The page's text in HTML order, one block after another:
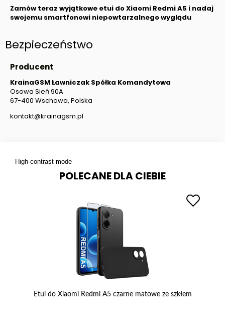
Zamów teraz wyjątkowe etui doXiaomi Redmi A5 i nadaj
swojemu smartfonowi niepowtarzalnego wyglądu
Bezpieczeństwo
Producent
KrainaGSM Ławniczak Spółka Komandytowa
Osowa Sień 90A
67-400 Wschowa, Polska
kontakt@krainagsm.pl
High-contrast mode
POLECANE DLA CIEBIE
Etui do Xiaomi Redmi A5 czarne matowe ze szkłem